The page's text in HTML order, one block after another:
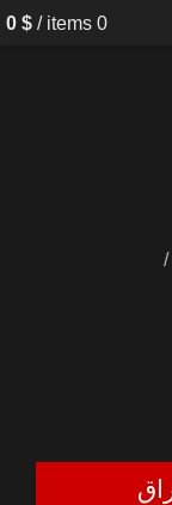
0
items
/
0 $